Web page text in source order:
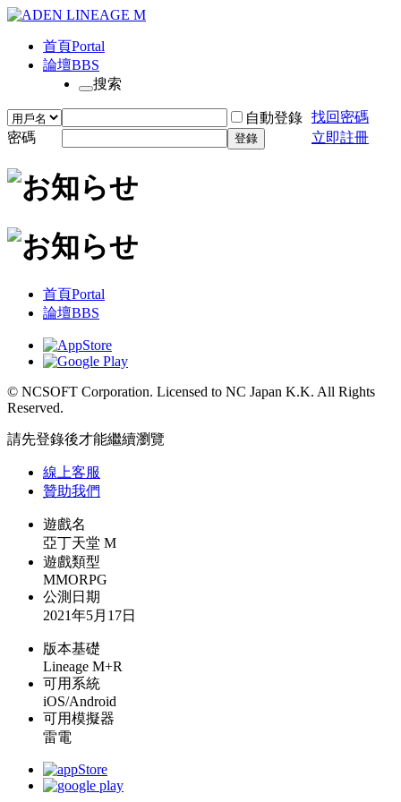
首頁Portal
論壇BBS
搜索
自動登錄 找回密碼
密碼
登錄 立即註冊
首頁Portal
論壇BBS
© NCSOFT Corporation. Licensed to NC Japan K.K. All Rights
Reserved.
請先登錄後才能繼續瀏覽
線上客服
贊助我們
遊戲名
亞丁天堂 M
遊戲類型
MMORPG
公測日期
2021年5月17日
版本基礎
Lineage M+R
可用系統
iOS/Android
可用模擬器
雷電